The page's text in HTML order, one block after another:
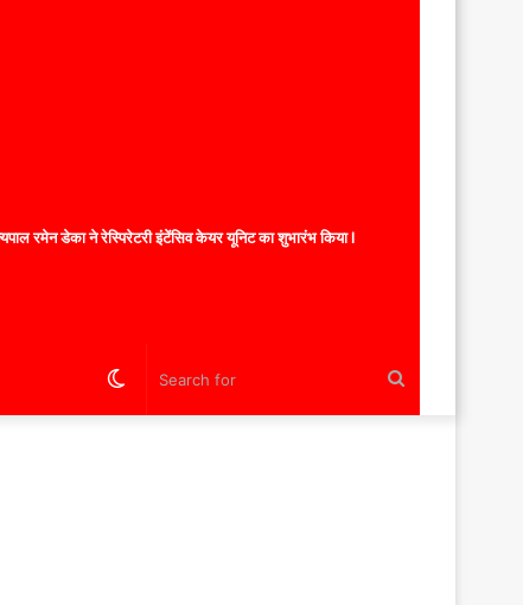
रमेन डेका ने रेस्पिरेटरी इंटेंसिव केयर यूनिट का शुभारंभ किया l
Switch